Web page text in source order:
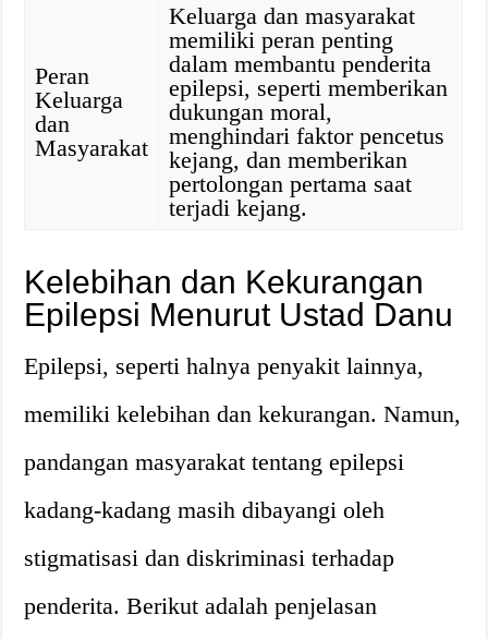
Peran
Keluarga
dan
Masyarakat
Keluarga dan masyarakat
memiliki peran penting
dalam membantu penderita
epilepsi, seperti memberikan
dukungan moral,
menghindari faktor pencetus
kejang, dan memberikan
pertolongan pertama saat
terjadi kejang.
Kelebihan dan Kekurangan
Epilepsi Menurut Ustad Danu
Epilepsi, seperti halnya penyakit lainnya,
memiliki kelebihan dan kekurangan. Namun,
pandangan masyarakat tentang epilepsi
kadang-kadang masih dibayangi oleh
stigmatisasi dan diskriminasi terhadap
penderita. Berikut adalah penjelasan